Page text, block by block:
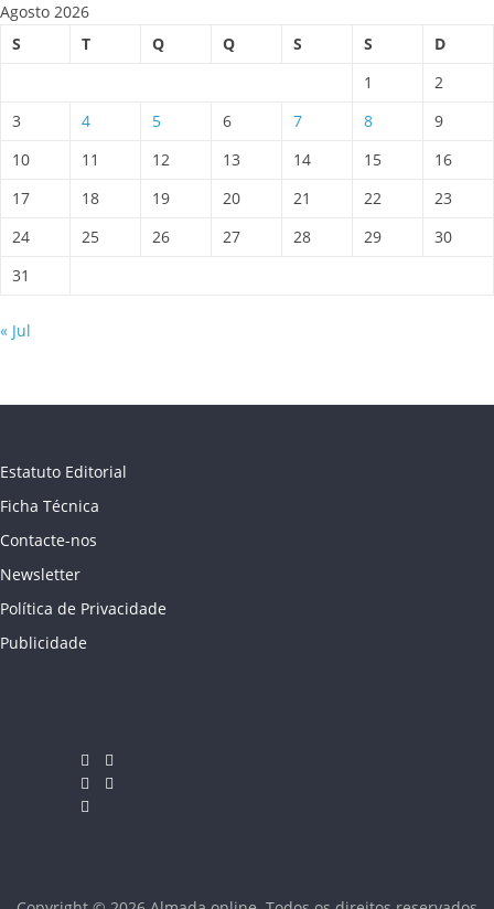
Agosto 2026
S
T Q Q S S
D
1
2
3
4 5 6 7 8
9
10
11 12 13 14 15
16
17
18 19 20 21 22
23
24
25 26 27 28 29
30
31
« Jul
Estatuto Editorial
Ficha Técnica
Contacte-nos
Newsletter
Política de Privacidade
Publicidade